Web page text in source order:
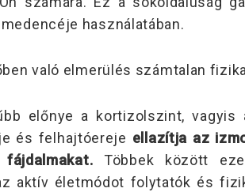
használatában.
való elmerülés számtalan
előnye a kortizolszint,
és felhajtóereje ellazítja az
Többek között
aktív életmódot folytatók és